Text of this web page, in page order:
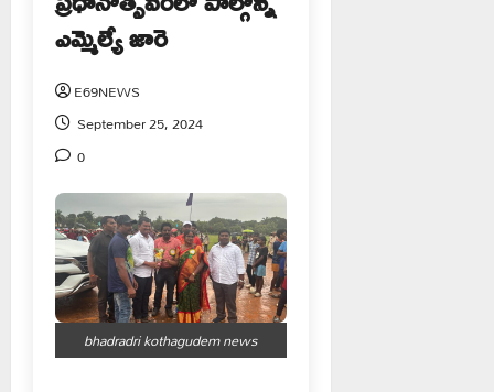
ఎమ్మెల్యే జారె
E69NEWS
September 25, 2024
0
bhadradri kothagudem news